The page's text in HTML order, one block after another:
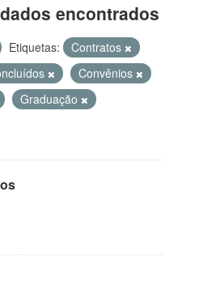
encontrados
Etiquetas:
Contratos
Convênios
Graduação